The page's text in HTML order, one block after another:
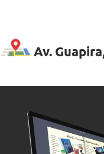
Av.